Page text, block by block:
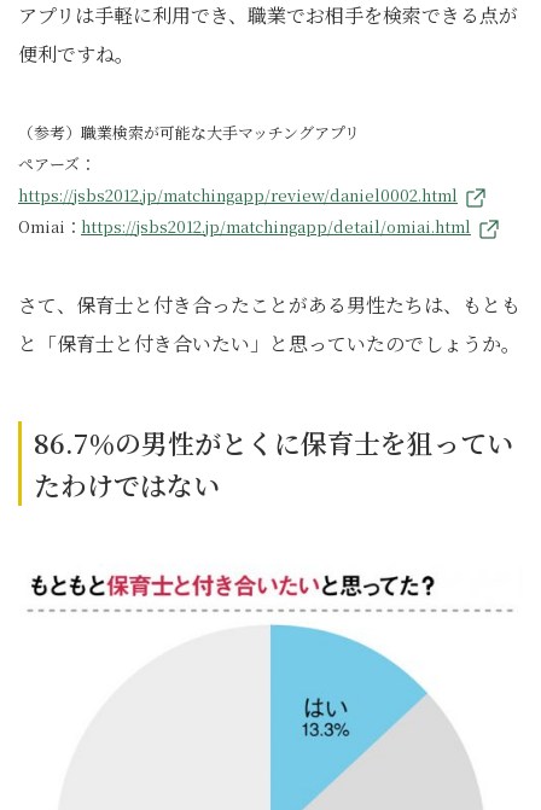
アプリは手軽に利用でき、職業でお相手を検索できる点が
便利ですね。
（参考）職業検索が可能な大手マッチングアプリ
ペアーズ：
https://jsbs2012.jp/matchingapp/review/daniel0002.html
Omiai： https://jsbs2012.jp/matchingapp/detail/omiai.html
さて、保育士と付き合ったことがある男性たちは、もとも
と「保育士と付き合いたい」と思っていたのでしょうか。
86.7％の男性がとくに保育士を狙ってい
たわけではない